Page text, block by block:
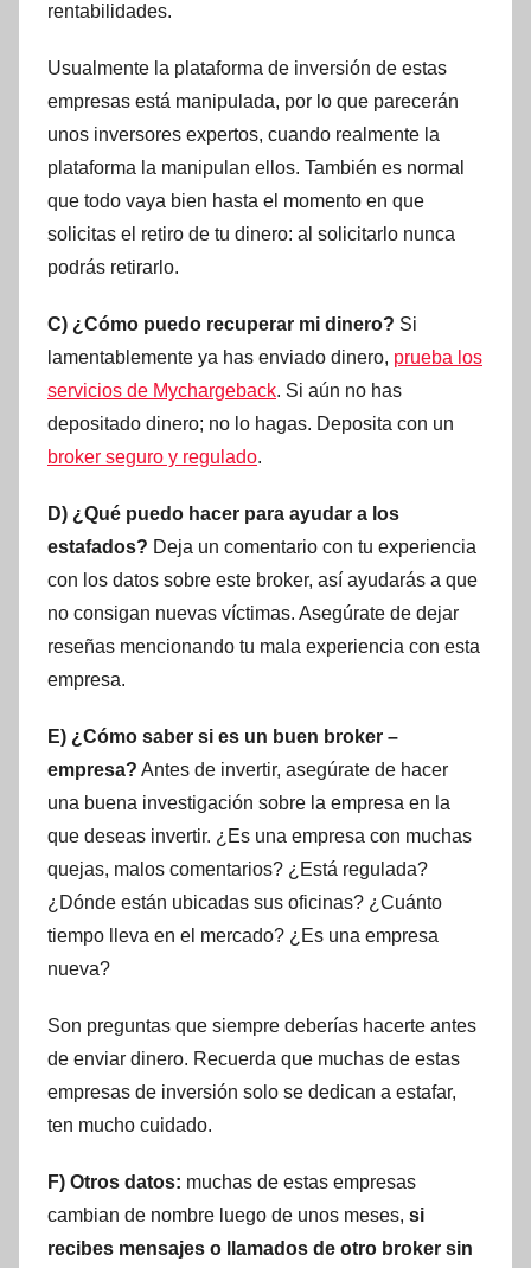
rentabilidades.
Usualmente la plataforma de inversión de estas
empresas está manipulada, por lo que parecerán
unos inversores expertos, cuando realmente la
plataforma la manipulan ellos. También es normal
que todo vaya bien hasta el momento en que
solicitas el retiro de tu dinero: al solicitarlo nunca
podrás retirarlo.
C) ¿Cómo puedo recuperar mi dinero? Si
lamentablemente ya has enviado dinero, prueba los
servicios de Mychargeback. Si aún no has
depositado dinero; no lo hagas. Deposita con un
broker seguro y regulado.
D) ¿Qué puedo hacer para ayudar a los
estafados? Deja un comentario con tu experiencia
con los datos sobre este broker, así ayudarás a que
no consigan nuevas víctimas. Asegúrate de dejar
reseñas mencionando tu mala experiencia con esta
empresa.
E) ¿Cómo saber si es un buen broker –
empresa? Antes de invertir, asegúrate de hacer
una buena investigación sobre la empresa en la
que deseas invertir. ¿Es una empresa con muchas
quejas, malos comentarios? ¿Está regulada?
¿Dónde están ubicadas sus oficinas? ¿Cuánto
tiempo lleva en el mercado? ¿Es una empresa
nueva?
Son preguntas que siempre deberías hacerte antes
de enviar dinero. Recuerda que muchas de estas
empresas de inversión solo se dedican a estafar,
ten mucho cuidado.
F) Otros datos: muchas de estas empresas
cambian de nombre luego de unos meses, si
recibes mensajes o llamados de otro broker sin